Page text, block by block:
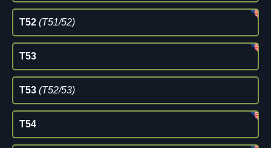
T52 (T51/52)
T53
T53 (T52/53)
T54